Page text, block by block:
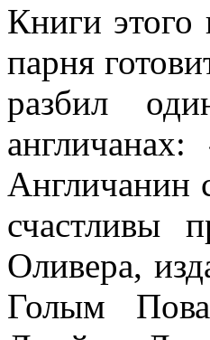
Книги этого
парня
разбил
Англичанин
счастливы
Оливера,
Голым